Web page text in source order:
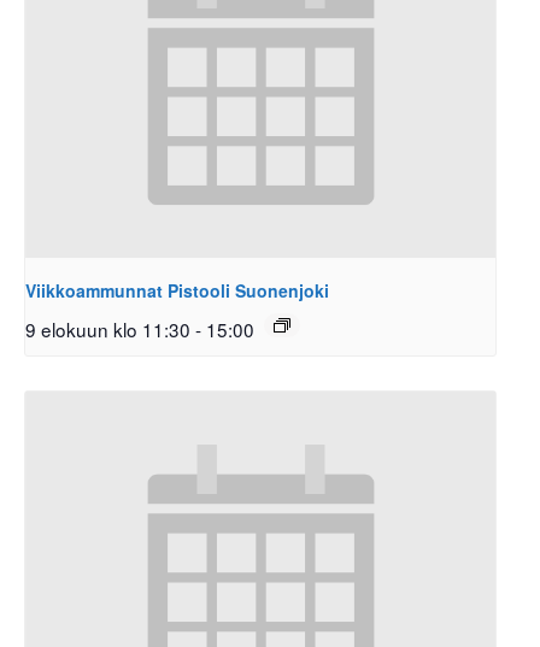
Viikkoammunnat Pistooli Suonenjoki
9 elokuun klo 11:30 - 15:00